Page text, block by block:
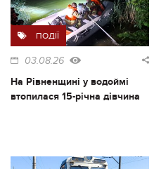
ПОДІЇ
03.08.26
На Рівненщині у водоймі
втопилася 15-річна дівчина